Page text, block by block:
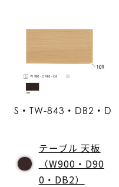
S・TW-843・DB2・D
テーブル 天板
（W900・D90
0・DB2）